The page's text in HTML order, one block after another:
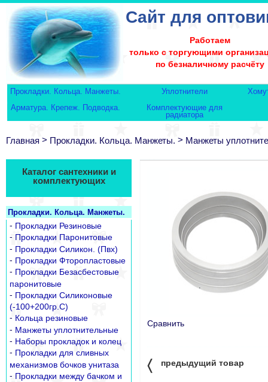
Сайт для
Работаем
только с торгующими
по безналичному расчёту
Прокладки. Кольца. Манжеты. Уплотнители
Арматура. Крепеж. Подводка.
Комплектующие для
радиатора
Главная > Прокладки. Кольца. Манжеты. > Манжеты
Сравнить
〈 предыдущий товар
Каталог сантехники и
комплектующих
Прокладки. Кольца. Манжеты.
- Прокладки Резиновые
- Прокладки Паронитовые
- Прокладки Силикон. (Пвх)
- Прокладки Фторопластовые
- Прокладки Безасбестовые
паронитовые
- Прокладки Силиконовые
(-100+200гр.С)
- Кольца резиновые
- Манжеты уплотнительные
- Наборы прокладок и колец
- Прокладки для сливных
механизмов бочков унитаза
- Прокладки между бачком и